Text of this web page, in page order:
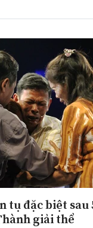
Trái Phải
viết
tụ đặc biệt sau
giải thể